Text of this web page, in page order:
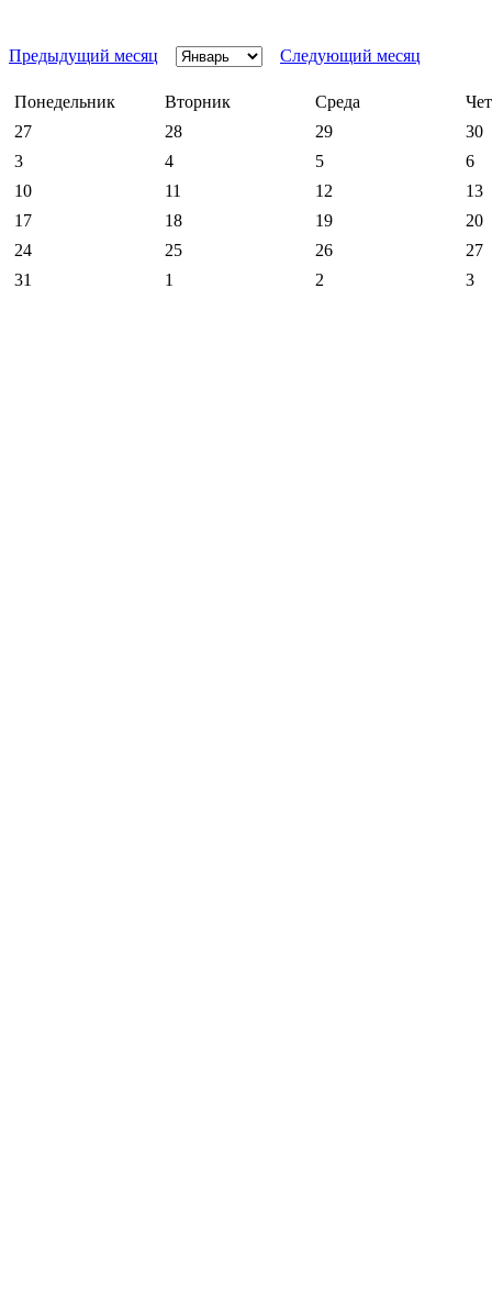
Предыдущий месяц Следующий месяц
Понедельник Вторник Среда
27
28 29
30
3
4 5
6
10
11 12
13
17
18 19
20
24
25 26
27
31
1 2 3